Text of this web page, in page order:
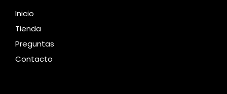
Inicio
Tienda
Preguntas
Contacto